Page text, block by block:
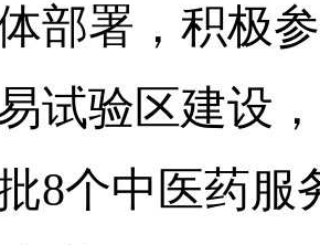
部署，积极
试验区建设
8个中医药服